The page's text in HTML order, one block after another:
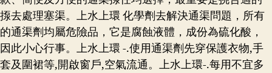
揼去處理塞渠。上水上環 化學劑去解決通渠問題，所有
的通渠劑均屬危險品，它是腐蝕液體，成份為硫化酸，
因此小心行事。上水上環 -.使用通渠劑先穿保護衣物,手
套及圍裙等,開啟窗戶,空氣流通。上水上環-.每用不宜多